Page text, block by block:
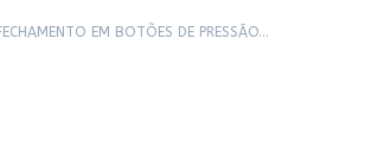
EM BOTÕES DE PRESSÃO...